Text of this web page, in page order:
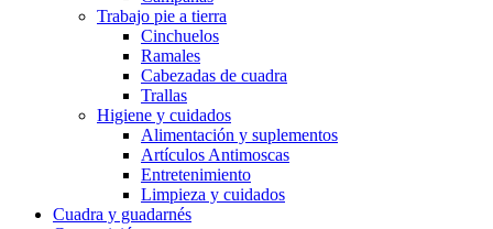
Trabajo pie a tierra
Cinchuelos
Ramales
Cabezadas de cuadra
Trallas
Higiene y cuidados
Alimentación y suplementos
Artículos Antimoscas
Entretenimiento
Limpieza y cuidados
Cuadra y guadarnés